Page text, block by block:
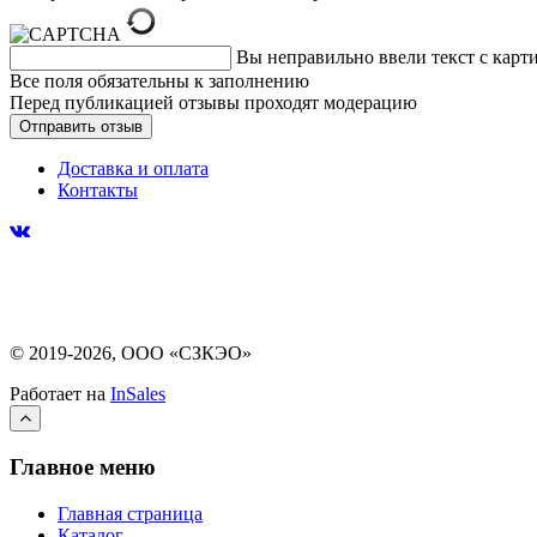
Вы неправильно ввели текст с
Все поля обязательны к заполнению
Перед публикацией отзывы проходят модерацию
Доставка и оплата
Контакты
© 2019-2026, ООО «СЗКЭО»
Работает на InSales
Главное меню
Главная страница